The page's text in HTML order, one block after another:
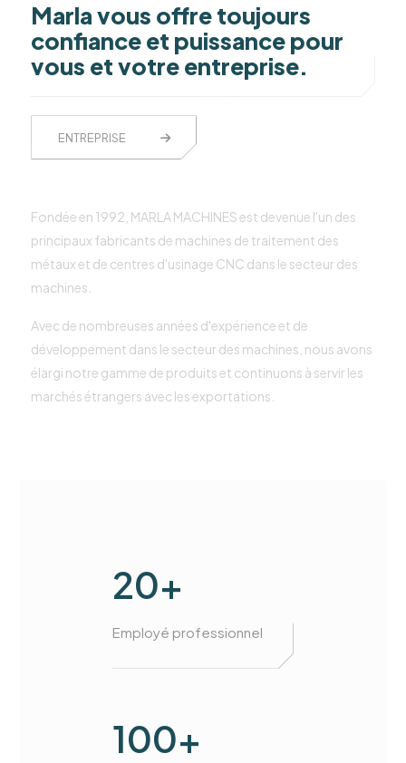
Marla vous offre toujours
confiance et puissance pour
vous et votre entreprise.
ENTREPRISE
Fondée en 1992, MARLA MACHINES est devenue l'un des
principaux fabricants de machines de traitement des
métaux et de centres d'usinage CNC dans le secteur des
machines.
Avec de nombreuses années d'expérience et de
développement dans le secteur des machines, nous avons
élargi notre gamme de produits et continuons à servir les
marchés étrangers avec les exportations.
20+
Employé professionnel
100+